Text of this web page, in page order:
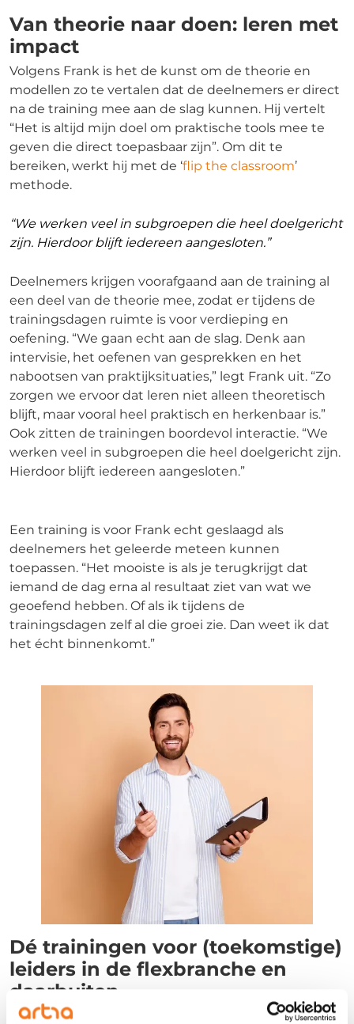
Van theorie naar doen: leren met
impact
Volgens Frank is het de kunst om de theorie en
modellen zo te vertalen dat de deelnemers er direct
na de training mee aan de slag kunnen. Hij vertelt
“Het is altijd mijn doel om praktische tools mee te
geven die direct toepasbaar zijn”. Om dit te
bereiken, werkt hij met de ‘flip the classroom’
methode.
“We werken veel in subgroepen die heel doelgericht
zijn. Hierdoor blijft iedereen aangesloten.”
Deelnemers krijgen voorafgaand aan de training al
een deel van de theorie mee, zodat er tijdens de
trainingsdagen ruimte is voor verdieping en
oefening. “We gaan echt aan de slag. Denk aan
intervisie, het oefenen van gesprekken en het
nabootsen van praktijksituaties,” legt Frank uit. “Zo
zorgen we ervoor dat leren niet alleen theoretisch
blijft, maar vooral heel praktisch en herkenbaar is.”
Ook zitten de trainingen boordevol interactie. “We
werken veel in subgroepen die heel doelgericht zijn.
Hierdoor blijft iedereen aangesloten.”
Een training is voor Frank echt geslaagd als
deelnemers het geleerde meteen kunnen
toepassen. “Het mooiste is als je terugkrijgt dat
iemand de dag erna al resultaat ziet van wat we
geoefend hebben. Of als ik tijdens de
trainingsdagen zelf al die groei zie. Dan weet ik dat
het écht binnenkomt.”
Dé trainingen voor (toekomstige)
leiders in de flexbranche en
daarbuiten
Frank raadt de managementtrainingen dan ook van